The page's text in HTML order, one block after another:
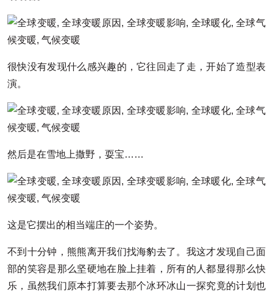
很快没有发现什么感兴趣的，它往回走了走，开始了造型表
演。
然后是在雪地上撒野，耍宝……
这是它摆出的相当端庄的一个姿势。
不到十分钟，熊熊离开我们找海豹去了。我这才发现自己面
部的笑容是那么坚硬地在脸上挂着，所有的人都显得那么快
乐，虽然我们原本打算要去那个冰环冰山一探究竟的计划也